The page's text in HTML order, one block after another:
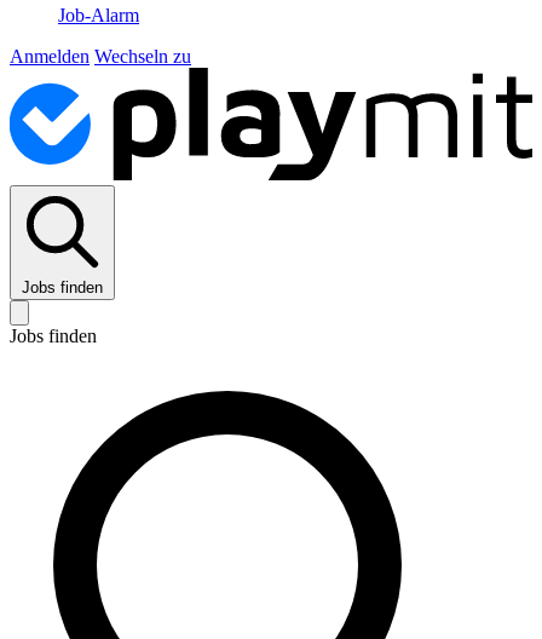
Job-Alarm
Anmelden Wechseln zu
Jobs finden
Jobs finden